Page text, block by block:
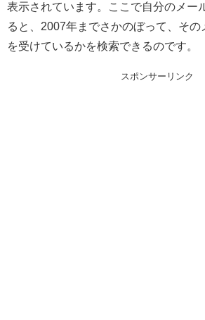
表示されています。ここで自分のメー
ると、2007年までさかのぼって、そ
を受けているかを検索できるのです。
スポンサーリンク